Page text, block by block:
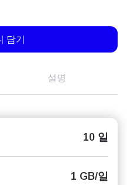
담기
설명
10 일
1 GB/일